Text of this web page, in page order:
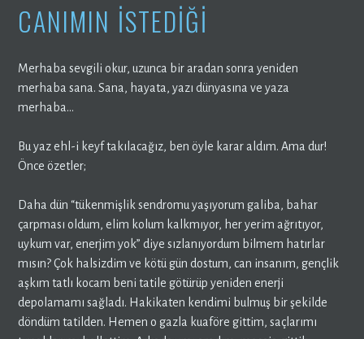
CANIMIN İSTEDİĞİ
Merhaba sevgili okur, uzunca bir aradan sonra yeniden
merhaba sana. Sana, hayata, yazı dünyasına ve yaza
merhaba…
Bu yaz ehl-i keyf takılacağız, ben öyle karar aldım. Ama dur!
Önce özetler;
Daha dün “tükenmişlik sendromu yaşıyorum galiba, bahar
çarpması oldum, elim kolum kalkmıyor, her yerim ağrıtıyor,
uykum var, enerjim yok” diye sızlanıyordum bilmem hatırlar
mısın? Çok halsizdim ve kötü gün dostum, can insanım, gençlik
aşkım tatlı kocam beni tatile götürüp yeniden enerji
depolamamı sağladı. Hakikaten kendimi bulmuş bir şekilde
döndüm tatilden. Hemen o gazla kuaföre gittim, saçlarımı